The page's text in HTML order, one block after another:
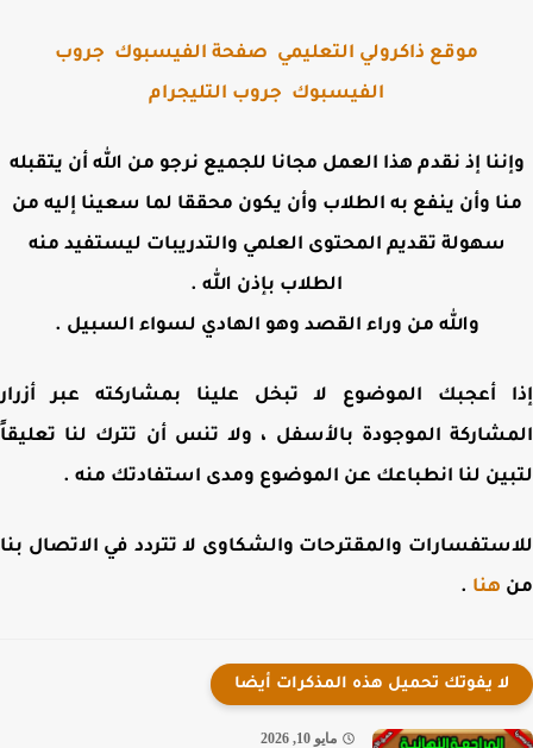
موقع ذاكرولي التعليمي صفحة الفيسبوك جروب
الفيسبوك جروب التليجرام
إذ نقدم هذا العمل مجانا للجميع نرجو من الله أن يتقبله
وأن ينفع به الطلاب وأن يكون محققا لما سعينا إليه من
سهولة تقديم المحتوى العلمي والتدريبات ليستفيد منه
الطلاب بإذن الله .
والله من وراء القصد وهو الهادي لسواء السبيل .
أعجبك الموضوع لا تبخل علينا بمشاركته عبر أزرار
الموجودة بالأسفل ، ولا تنس أن تترك لنا تعليقاً
لنا انطباعك عن الموضوع ومدى استفادتك منه .
والمقترحات والشكاوى لا تتردد في الاتصال بنا
هنا.
لا يفوتك تحميل هذه المذكرات أيضا
مايو 10, 2026